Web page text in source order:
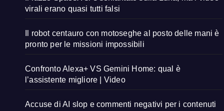
virali erano quasi tutti falsi
Il robot centauro con motoseghe al posto delle mani è
pronto per le missioni impossibili
Confronto Alexa+ VS Gemini Home: qual è
l’assistente migliore | Video
Accuse di AI slop e commenti negativi per i contenuti